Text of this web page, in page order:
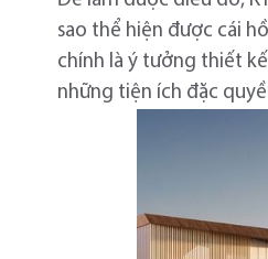
sao thể hiện được cái
chính là ý tưởng thiết
những tiện ích đặc